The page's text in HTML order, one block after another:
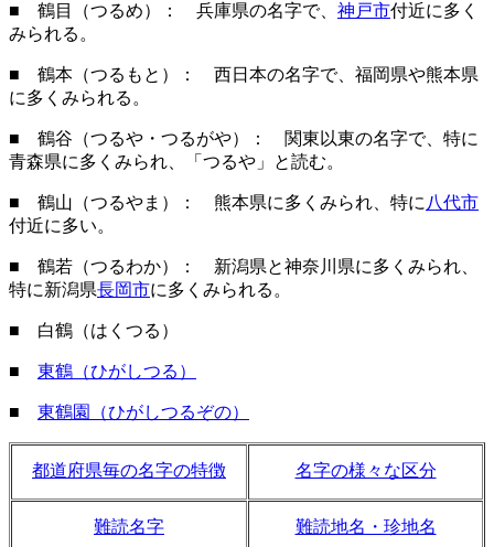
■ 鶴目（つるめ）： 兵庫県の名字で、 神戸市付近に多く
みられる。
■ 鶴本（つるもと）： 西日本の名字で、福岡県や熊本県
に多くみられる。
■ 鶴谷（つるや・つるがや）： 関東以東の名字で、特に
青森県に多くみられ、「つるや」と読む。
■ 鶴山（つるやま）： 熊本県に多くみられ、特に 八代市
付近に多い。
■ 鶴若（つるわか）： 新潟県と神奈川県に多くみられ、
特に新潟県長岡市に多くみられる。
■ 白鶴（はくつる）
■ 東鶴（ひがしつる）
■ 東鶴園（ひがしつるぞの）
都道府県毎の名字の特徴 名字の様々な区分
難読名字 難読地名・珍地名